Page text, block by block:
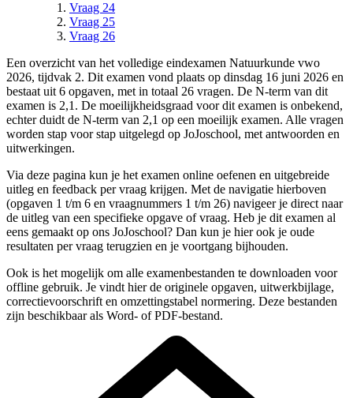
Vraag 24
Vraag 25
Vraag 26
Een overzicht van het volledige eindexamen Natuurkunde vwo
2026, tijdvak 2. Dit examen vond plaats op dinsdag 16 juni 2026 en
bestaat uit 6 opgaven, met in totaal 26 vragen. De N-term van dit
examen is 2,1 . De moeilijkheidsgraad voor dit examen is onbekend,
echter duidt de N-term van 2,1 op een moeilijk examen. Alle vragen
worden stap voor stap uitgelegd op JoJoschool, met antwoorden en
uitwerkingen.
Via deze pagina kun je het examen online oefenen en uitgebreide
uitleg en feedback per vraag krijgen. Met de navigatie hierboven
(opgaven 1 t/m 6 en vraagnummers 1 t/m 26) navigeer je direct naar
de uitleg van een specifieke opgave of vraag. Heb je dit examen al
eens gemaakt op ons JoJoschool? Dan kun je hier ook je oude
resultaten per vraag terugzien en je voortgang bijhouden.
Ook is het mogelijk om alle examenbestanden te downloaden voor
offline gebruik. Je vindt hier de originele opgaven, uitwerkbijlage,
correctievoorschrift en omzettingstabel normering. Deze bestanden
zijn beschikbaar als Word- of PDF-bestand.